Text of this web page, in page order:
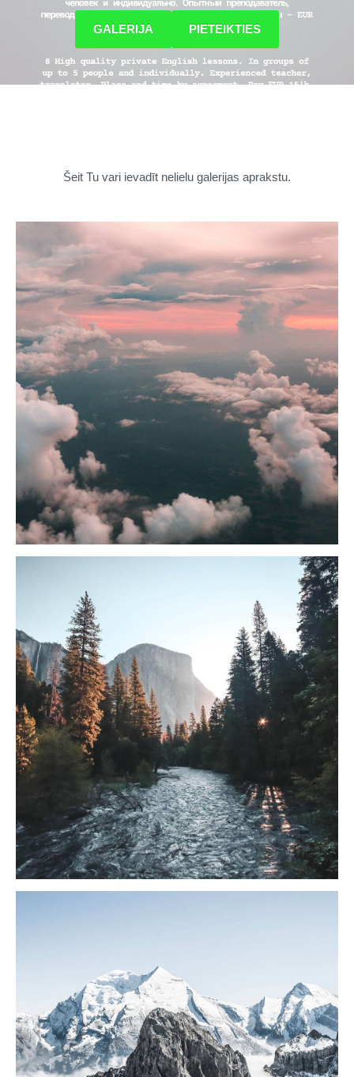
​GALERIJA​ ​PIETEIKTIES​
Šeit Tu vari ievadīt nelielu galerijas aprakstu.